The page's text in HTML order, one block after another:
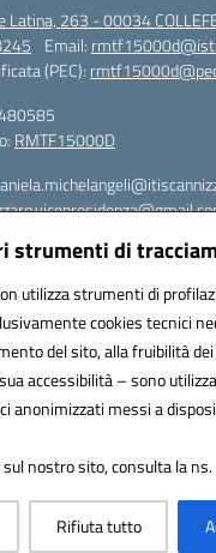
strumenti di
utilizza strumenti di
cookies tecnici
del sito, alla fruibilità
accessibilità – sono
messi a
sul nostro sito, consulta la ns.
Rifiuta tutto
Latina, 263 - 00034
Email:
(PEC):
RMTF15000D
(creazione account e
& Powered by 3D
& Design by Designers